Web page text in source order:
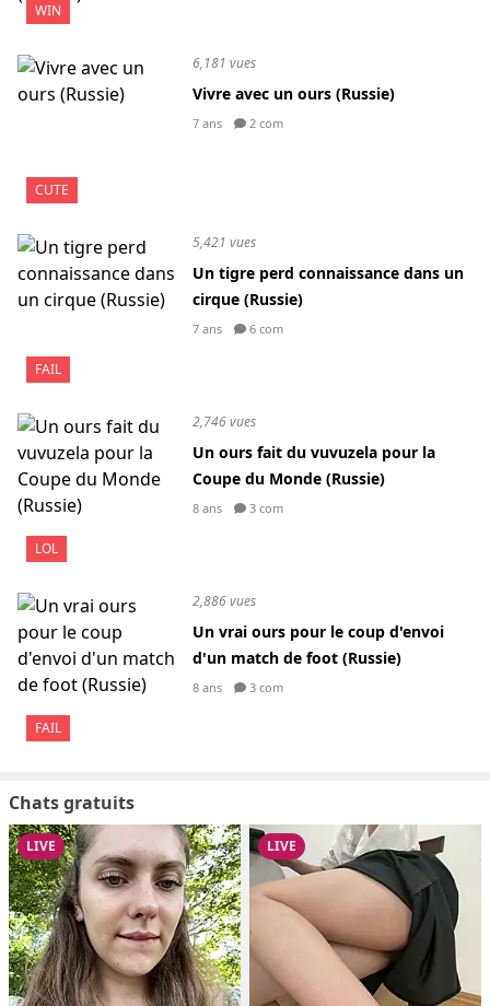
WIN
CUTE
6,181 vues
Vivre avec un ours (Russie)
7 ans 2 com
FAIL
5,421 vues
Un tigre perd connaissance dans un
cirque (Russie)
7 ans 6 com
LOL
2,746 vues
Un ours fait du vuvuzela pour la
Coupe du Monde (Russie)
8 ans 3 com
FAIL
2,886 vues
Un vrai ours pour le coup d'envoi
d'un match de foot (Russie)
8 ans 3 com
Chats gratuits